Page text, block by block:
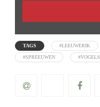
TAGS #LEEUWERIK
#SPREEUWEN #VOGELS